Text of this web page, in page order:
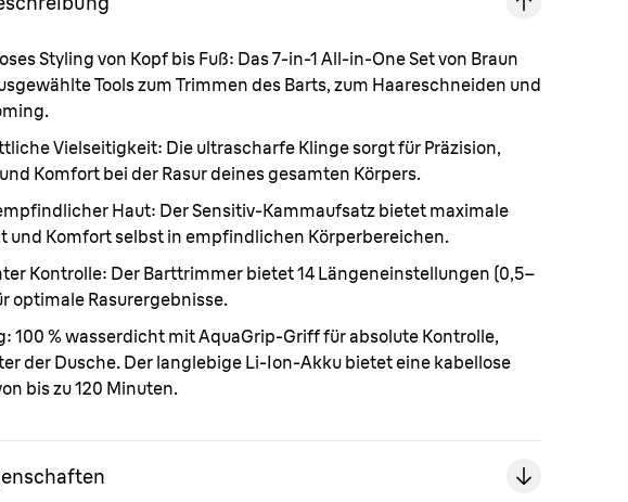
Styling von Kopf bis Fuß: Das 7-in-1 All-in-One Set von Braun
Tools zum Trimmen des Barts, zum Haareschneiden und
Vielseitigkeit: Die ultrascharfe Klinge sorgt für Präzision,
Komfort bei der Rasur deines gesamten Körpers.
Haut: Der Sensitiv-Kammaufsatz bietet maximale
und Komfort selbst in empfindlichen Körperbereichen.
Kontrolle: Der Barttrimmer bietet 14 Längeneinstellungen (0,5–
optimale Rasurergebnisse.
100 % wasserdicht mit AquaGrip-Griff für absolute Kontrolle,
der Dusche. Der langlebige Li-Ion-Akku bietet eine kabellose
bis zu 120 Minuten.